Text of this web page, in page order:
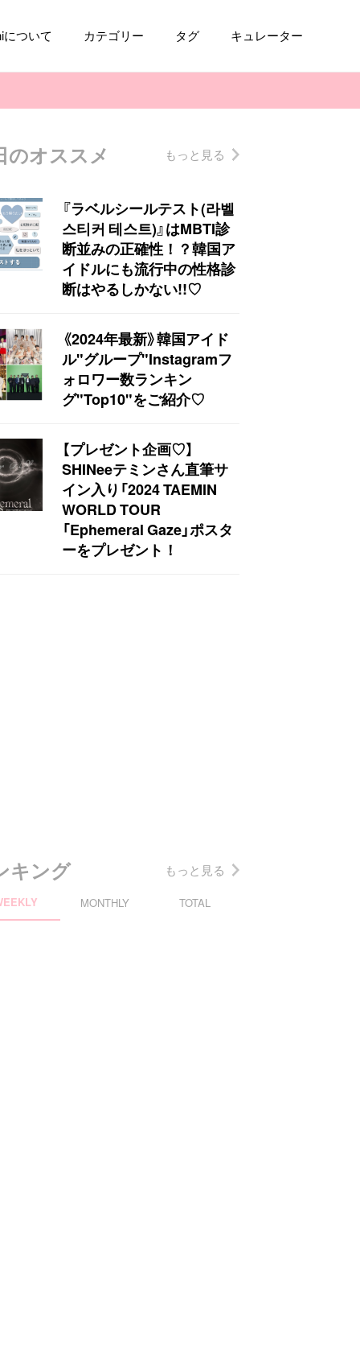
ついて カテゴリー タグ キュレーター
のオススメ もっと見る
『ラベルシールテスト(라벨
스티커 테스트)』はMBTI診
断並みの正確性！？韓国ア
イドルにも流行中の性格診
断はやるしかない!!♡
《2024年最新》韓国アイド
ル"グループ"Instagramフ
ォロワー数ランキン
グ"Top10"をご紹介♡
【プレゼント企画♡】
SHINeeテミンさん直筆サ
イン入り「2024 TAEMIN
WORLD TOUR
「Ephemeral Gaze」ポスタ
ーをプレゼント！
キング もっと見る
MONTHLY TOTAL